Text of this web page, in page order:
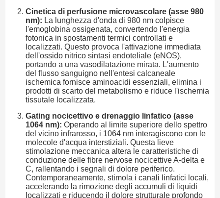
Cinetica di perfusione microvascolare (asse 980
nm): La lunghezza d'onda di 980 nm colpisce
l'emoglobina ossigenata, convertendo l'energia
fotonica in spostamenti termici controllati e
localizzati. Questo provoca l'attivazione immediata
dell'ossido nitrico sintasi endoteliale (eNOS),
portando a una vasodilatazione mirata. L'aumento
del flusso sanguigno nell'entesi calcaneale
ischemica fornisce aminoacidi essenziali, elimina i
prodotti di scarto del metabolismo e riduce l'ischemia
tissutale localizzata.
Gating nocicettivo e drenaggio linfatico (asse
1064 nm): Operando al limite superiore dello spettro
del vicino infrarosso, i 1064 nm interagiscono con le
molecole d'acqua interstiziali. Questa lieve
stimolazione meccanica altera le caratteristiche di
conduzione delle fibre nervose nocicettive A-delta e
C, rallentando i segnali di dolore periferico.
Contemporaneamente, stimola i canali linfatici locali,
accelerando la rimozione degli accumuli di liquidi
localizzati e riducendo il dolore strutturale profondo